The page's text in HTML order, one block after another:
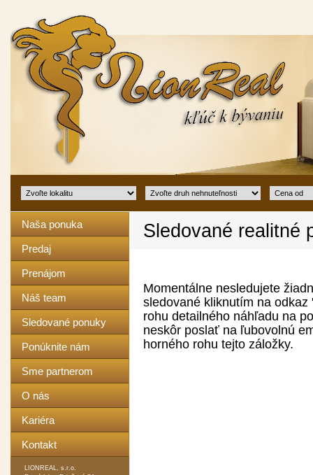
Sledované realitné
Momentálne nesledujete
sledované kliknutím na
rohu detailného náhľadu na
neskôr poslať na ľubovolnú
horného rohu tejto záložky.
Naša ponuka
Predaj
Prenájom
Náš team
Sledované ponuky
Ponúknite nám
Sme partnerom
O nás
Kariéra
Kontakt
LIONREAL, s.r.o.